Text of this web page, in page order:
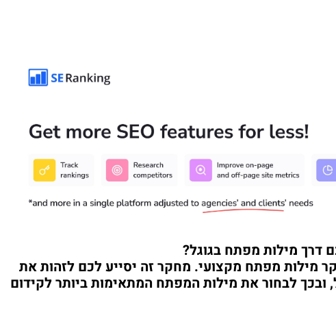
דרך מילות מפתח בגוגל?
מילות מפתח מקצועי. מחקר זה יסייע לכם לזהות את
לבחור את מילות המפתח המתאימות ביותר לקידום